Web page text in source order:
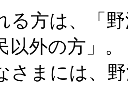
る方は、「
外の方」。
さまには、